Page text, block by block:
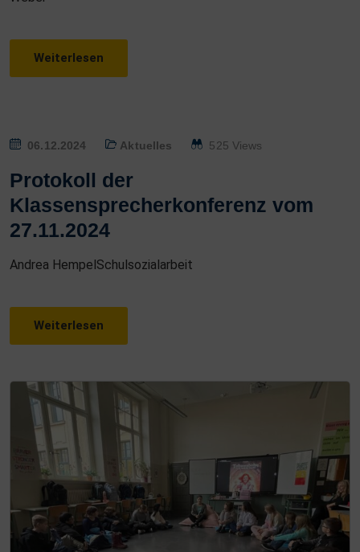
Weiterlesen
P
S
E
O
06.12.2024 Aktuelles 525 Views
Protokoll der
Klassensprecherkonferenz vom
27.11.2024
Andrea HempelSchulsozialarbeit
Weiterlesen